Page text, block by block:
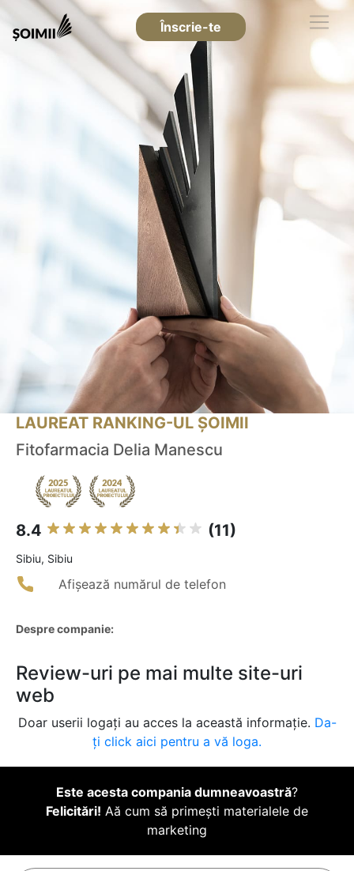
Înscrie-te
LAUREAT RANKING-UL ȘOIMII
Fitofarmacia Delia Manescu
8.4 (11)
Sibiu, Sibiu
Afișează numărul de telefon
Despre companie:
Review-uri pe mai multe site-uri
web
Doar userii logați au acces la această informație. Da-
ți click aici pentru a vă loga.
Este acesta compania dumneavoastră?
Felicitări! Aă cum să primești materialele de
marketing